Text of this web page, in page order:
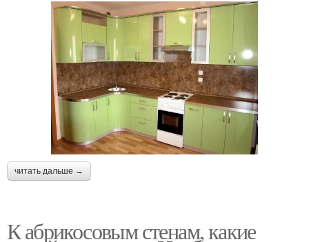
читать дальше →
К абрикосовым стенам, какие